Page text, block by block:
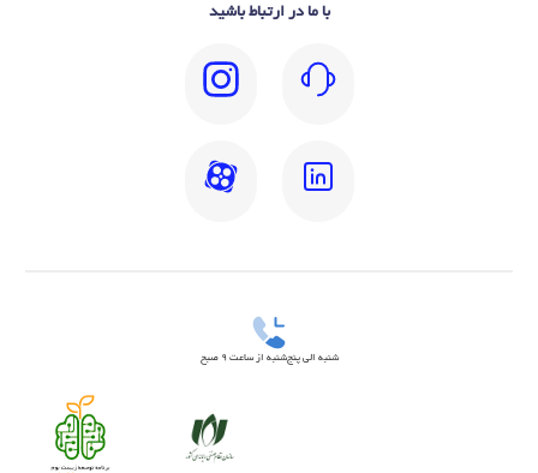
با ما در ارتباط باشید
شنبه الی پنج‌شنبه از ساعت 9 صبح